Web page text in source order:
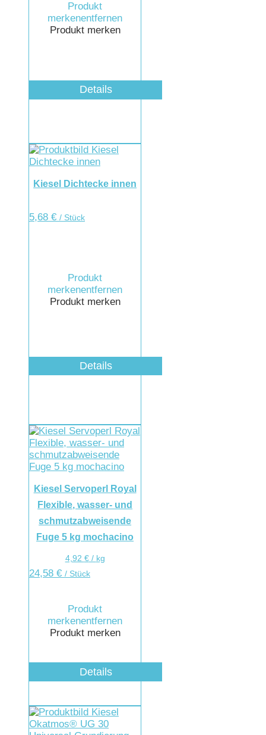
Produkt
merkenentfernen
Produkt merken
Details
Kiesel Dichtecke innen
5,68 € / Stück
Produkt
merkenentfernen
Produkt merken
Details
Kiesel Servoperl Royal
Flexible, wasser- und
schmutzabweisende
Fuge 5 kg mochacino
4,92 €/ kg
24,58 € / Stück
Produkt
merkenentfernen
Produkt merken
Details